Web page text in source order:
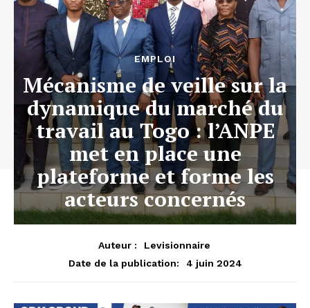
EMPLOI
Mécanisme de veille sur la
dynamique du marché du
travail au Togo : l’ANPE
met en place une
plateforme et forme les
acteurs concernés
Auteur :
Levisionnaire
Date de la publication:
4 juin 2024